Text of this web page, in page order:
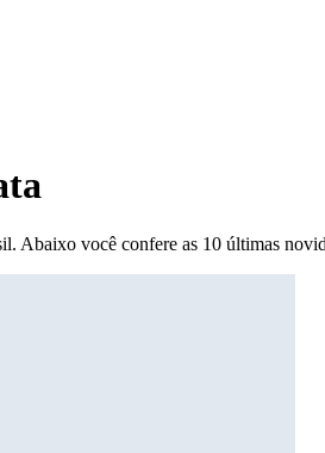
Abaixo você confere as 10 últimas